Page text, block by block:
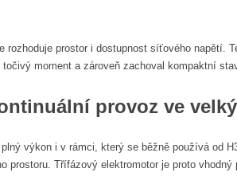
prostor i dostupnost síťového napětí.
moment a zároveň zachoval kompaktní
provoz ve
výkon i v rámci, který se běžně používá od
prostoru. Třífázový elektromotor je proto